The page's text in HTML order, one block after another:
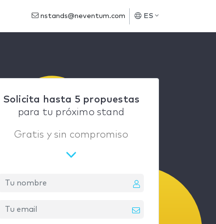
nstands@neventum.com ES
Solicita hasta 5 propuestas
para tu próximo stand
Gratis y sin compromiso